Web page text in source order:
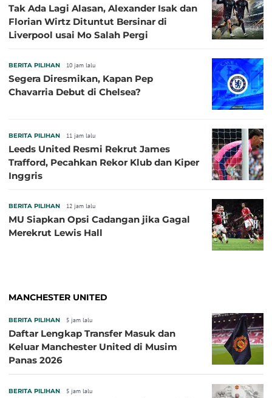
Tak Ada Lagi Alasan, Alexander Isak dan
Florian Wirtz Dituntut Bersinar di
Liverpool usai Mo Salah Pergi
BERITA PILIHAN 10 jam lalu
Segera Diresmikan, Kapan Pep
Chavarria Debut di Chelsea?
BERITA PILIHAN 11 jam lalu
Leeds United Resmi Rekrut James
Trafford, Pecahkan Rekor Klub dan Kiper
Inggris
BERITA PILIHAN 12 jam lalu
MU Siapkan Opsi Cadangan jika Gagal
Merekrut Lewis Hall
MANCHESTER UNITED
BERITA PILIHAN 5 jam lalu
Daftar Lengkap Transfer Masuk dan
Keluar Manchester United di Musim
Panas 2026
BERITA PILIHAN 5 jam lalu